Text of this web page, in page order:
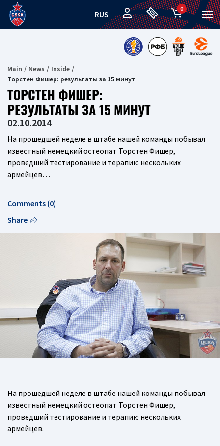
RUS
0
Main News
Inside
Торстен Фишер: результаты за 15 минут
ТОРСТЕН ФИШЕР:
РЕЗУЛЬТАТЫ ЗА 15 МИНУТ
02.10.2014
На прошедшей неделе в штабе нашей команды побывал
известный немецкий остеопат Торстен Фишер,
проведший тестирование и терапию нескольких
армейцев…
Comments (0)
Share
На прошедшей неделе в штабе нашей команды побывал
известный немецкий остеопат Торстен Фишер,
проведший тестирование и терапию нескольких
армейцев.